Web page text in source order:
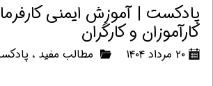
پادکست | آموزش ایمنی
کارآموزان و کارگران
۲۰ مرداد ۱۴۰۴ مطالب مفید ،